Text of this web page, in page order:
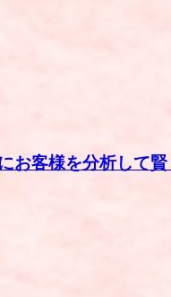
お客様を分析して